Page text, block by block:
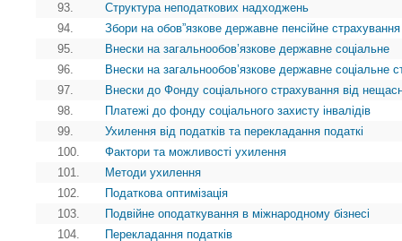
93.
Структура неподаткових надходжень
94.
Збори на обов”язкове державне пенсійне страхування
95.
Внески на загальнообов’язкове державне соціальне
96.
Внески на загальнообов’язкове державне соціальне
97.
Внески до Фонду соціального страхування від
98.
Платежі до фонду соціального захисту інвалідів
99.
Ухилення від податків та перекладання податкі
100.
Фактори та можливості ухилення
101.
Методи ухилення
102.
Податкова оптимізація
103.
Подвійне оподаткування в міжнародному бізнесі
104.
Перекладання податків